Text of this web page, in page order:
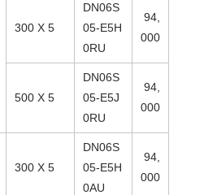
300 X 5
DN06S
05-E5H
0RU
94,
000
500 X 5
DN06S
05-E5J
0RU
94,
000
300 X 5
DN06S
05-E5H
0AU
94,
000